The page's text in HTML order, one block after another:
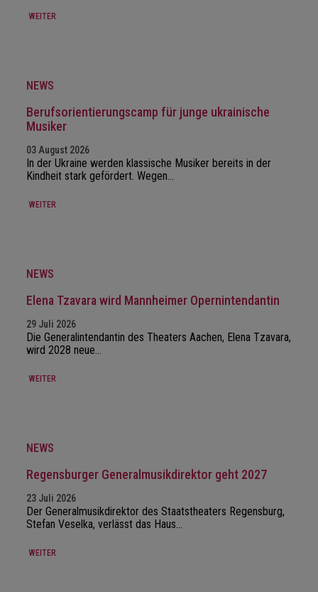
WEITER
NEWS
Berufsorientierungscamp für junge ukrainische
Musiker
03 August 2026
In der Ukraine werden klassische Musiker bereits in der
Kindheit stark gefördert. Wegen…
WEITER
NEWS
Elena Tzavara wird Mannheimer Opernintendantin
29 Juli 2026
Die Generalintendantin des Theaters Aachen, Elena Tzavara,
wird 2028 neue…
WEITER
NEWS
Regensburger Generalmusikdirektor geht 2027
23 Juli 2026
Der Generalmusikdirektor des Staatstheaters Regensburg,
Stefan Veselka, verlässt das Haus…
WEITER